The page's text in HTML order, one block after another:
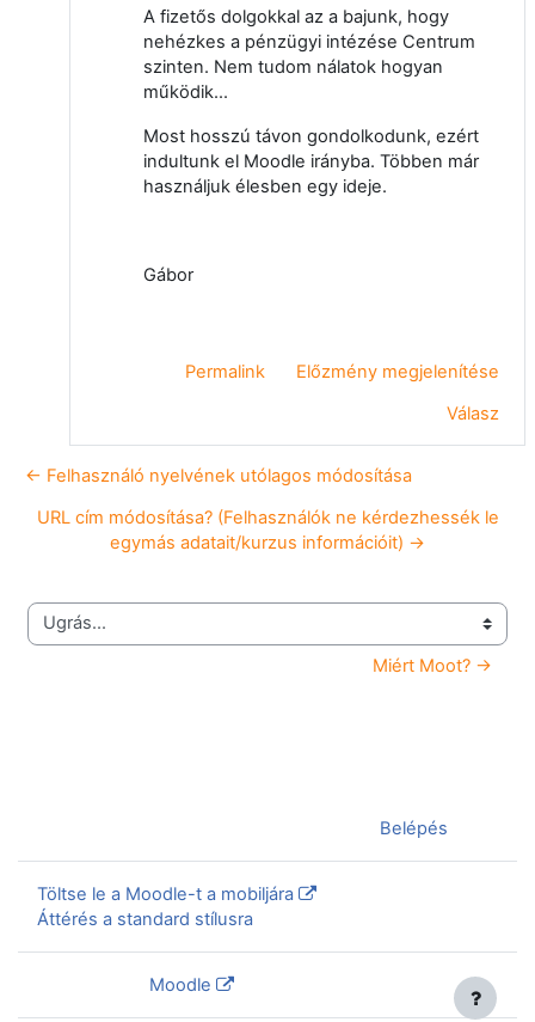
A fizetős dolgokkal az a bajunk, hogy
nehézkes a pénzügyi intézése Centrum
szinten. Nem tudom nálatok hogyan
működik...
Most hosszú távon gondolkodunk, ezért
indultunk el Moodle irányba. Többen már
használjuk élesben egy ideje.
Gábor
Permalink
Előzmény megjelenítése
Válasz
← Felhasználó nyelvének utólagos módosítása
URL cím módosítása? (Felhasználók ne kérdezhessék le
egymás adatait/kurzus információit) →
Ugrás...
Miért Moot? →
Belépés
Töltse le a Moodle-t a mobiljára
Áttérés a standard stílusra
Moodle